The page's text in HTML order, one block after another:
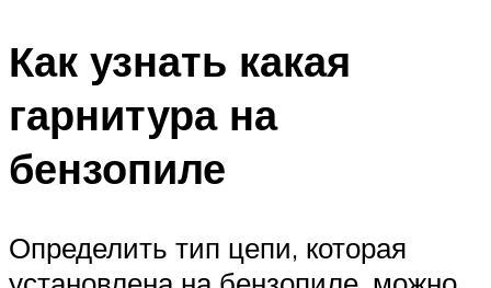
Как узнать какая
гарнитура на
бензопиле
Определить тип цепи, которая